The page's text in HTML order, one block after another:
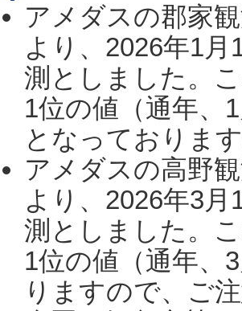
アメダスの郡家
より、2026年1
測としました。
1位の値（通年、
となっておりま
アメダスの高野
より、2026年3
測としました。
1位の値（通年、
りますので、ご